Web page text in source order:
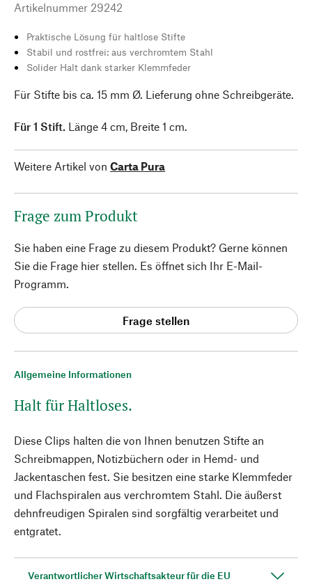
Allgemeine Informationen
Halt für Haltloses.
Diese Clips halten die von Ihnen benutzen Stifte an
Schreibmappen, Notizbüchern oder in Hemd- und
Jackentaschen fest. Sie besitzen eine starke Klemmfeder
und Flachspiralen aus verchromtem Stahl. Die äußerst
dehnfreudigen Spiralen sind sorgfältig verarbeitet und
entgratet.
Verantwortlicher Wirtschaftsakteur für die EU
Artikelnummer 29242
Praktische Lösung für haltlose Stifte
Stabil und rostfrei: aus verchromtem Stahl
Solider Halt dank starker Klemmfeder
Für Stifte bis ca. 15 mm Ø. Lieferung ohne Schreibgeräte.
Für 1 Stift. Länge 4 cm, Breite 1 cm.
Weitere Artikel von Carta Pura
Frage zum Produkt
Sie haben eine Frage zu diesem Produkt? Gerne können
Sie die Frage hier stellen. Es öffnet sich Ihr E-Mail-
Programm.
Frage stellen